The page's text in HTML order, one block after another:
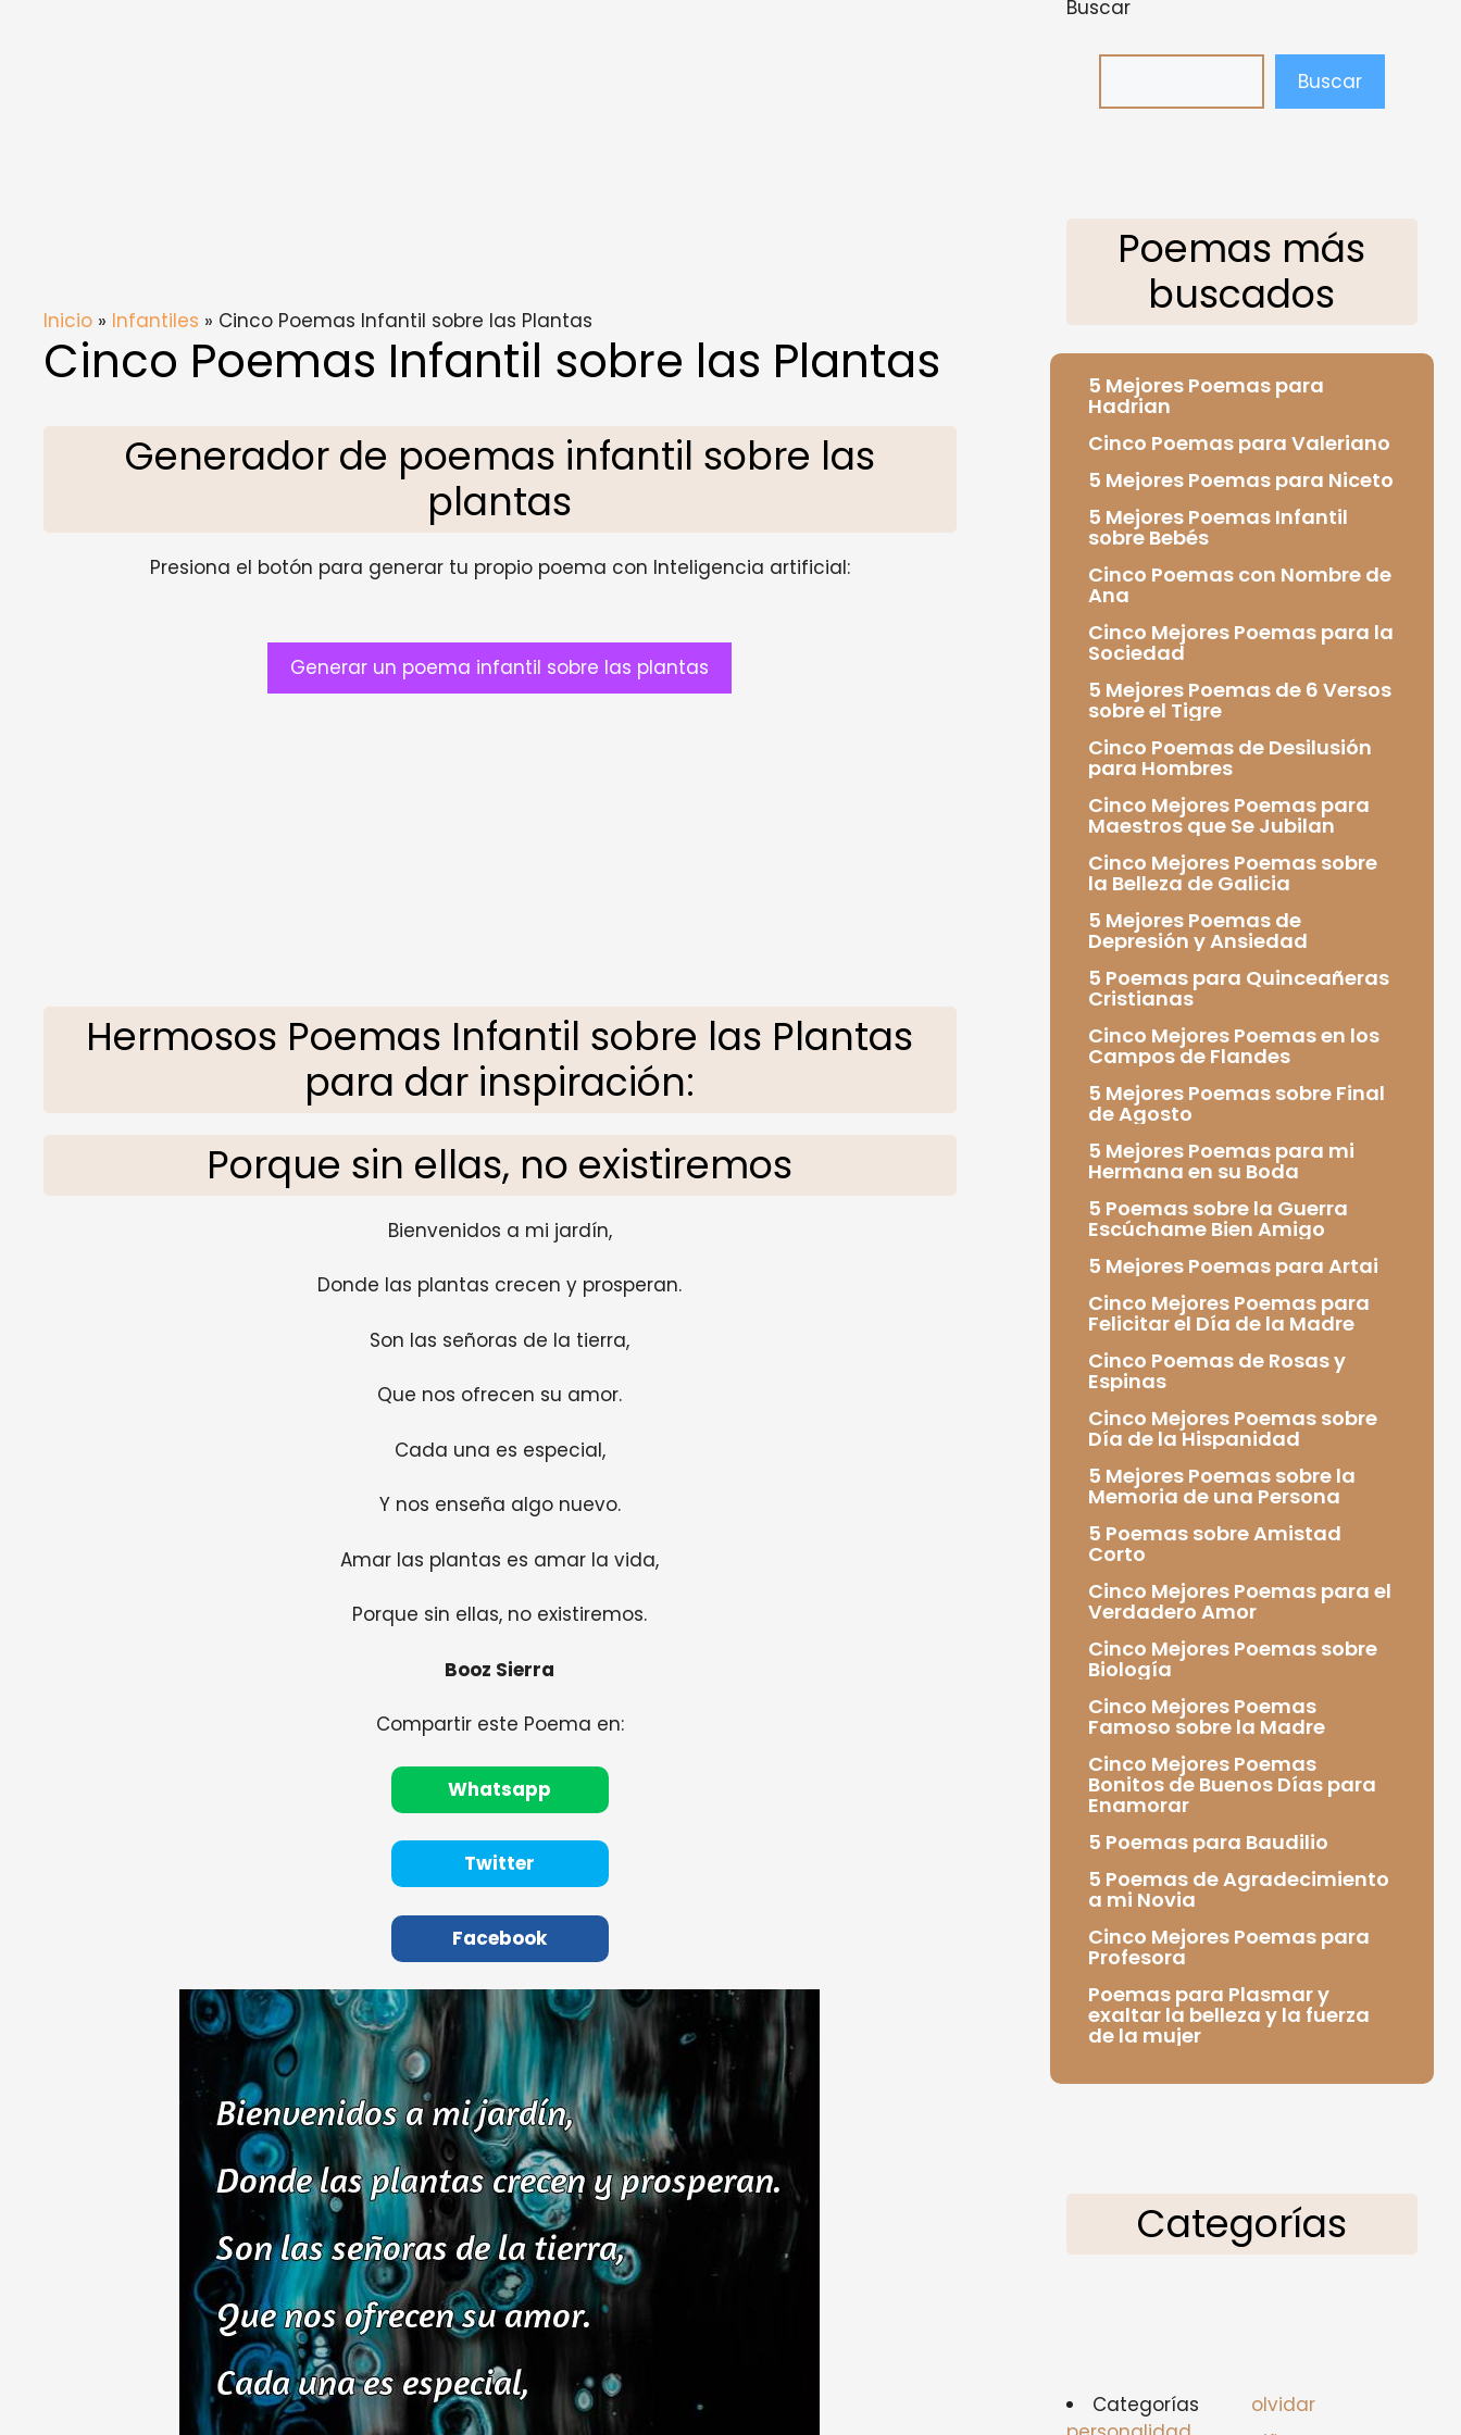
Inicio » Infantiles » Cinco Poemas Infantil sobre las Plantas
Cinco Poemas Infantil sobre las Plantas
Generador de poemas infantil sobre las
plantas
Presiona el botón para generar tu propio poema con Inteligencia artificial:
Generar un poema infantil sobre las plantas
Hermosos Poemas Infantil sobre las Plantas
para dar inspiración:
Porque sin ellas, no existiremos
Bienvenidos a mi jardín,
Donde las plantas crecen y prosperan.
Son las señoras de la tierra,
Que nos ofrecen su amor.
Cada una es especial,
Y nos enseña algo nuevo.
Amar las plantas es amar la vida,
Porque sin ellas, no existiremos.
Booz Sierra
Compartir este Poema en:
Whatsapp
Twitter
Facebook
Buscar
Buscar
Poemas más
buscados
5 Mejores Poemas para
Hadrian
Cinco Poemas para Valeriano
5 Mejores Poemas para Niceto
5 Mejores Poemas Infantil
sobre Bebés
Cinco Poemas con Nombre de
Ana
Cinco Mejores Poemas para la
Sociedad
5 Mejores Poemas de 6 Versos
sobre el Tigre
Cinco Poemas de Desilusión
para Hombres
Cinco Mejores Poemas para
Maestros que Se Jubilan
Cinco Mejores Poemas sobre
la Belleza de Galicia
5 Mejores Poemas de
Depresión y Ansiedad
5 Poemas para Quinceañeras
Cristianas
Cinco Mejores Poemas en los
Campos de Flandes
5 Mejores Poemas sobre Final
de Agosto
5 Mejores Poemas para mi
Hermana en su Boda
5 Poemas sobre la Guerra
Escúchame Bien Amigo
5 Mejores Poemas para Artai
Cinco Mejores Poemas para
Felicitar el Día de la Madre
Cinco Poemas de Rosas y
Espinas
Cinco Mejores Poemas sobre
Día de la Hispanidad
5 Mejores Poemas sobre la
Memoria de una Persona
5 Poemas sobre Amistad
Corto
Cinco Mejores Poemas para el
Verdadero Amor
Cinco Mejores Poemas sobre
Biología
Cinco Mejores Poemas
Famoso sobre la Madre
Cinco Mejores Poemas
Bonitos de Buenos Días para
Enamorar
5 Poemas para Baudilio
5 Poemas de Agradecimiento
a mi Novia
Cinco Mejores Poemas para
Profesora
Poemas para Plasmar y
exaltar la belleza y la fuerza
de la mujer
Categorías
Categorías
olvidar